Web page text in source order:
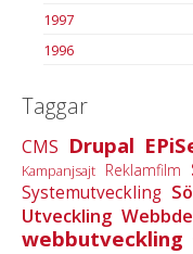
1997
1996
Taggar
CMS Drupal
Kampanjsajt Reklamfilm
Systemutveckling
Utveckling
webbutveckling